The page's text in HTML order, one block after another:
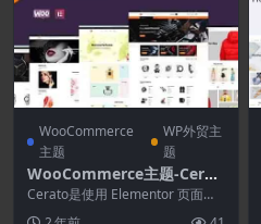
WooCommerce
主题
WP外贸主
题
WooCommerce主题-Cerat
o 2.2.18–多用途Elementor
WooCommerce主题
Cerato是使用 Elementor 页面构
建器构建的独特且现代的电子商务